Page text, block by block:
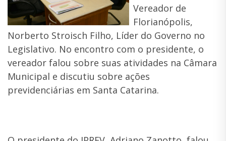
Vereador de
Florianópolis,
Norberto Stroisch Filho, Líder do Governo no
Legislativo. No encontro com o presidente, o
vereador falou sobre suas atividades na Câmara
Municipal e discutiu sobre ações
previdenciárias em Santa Catarina.